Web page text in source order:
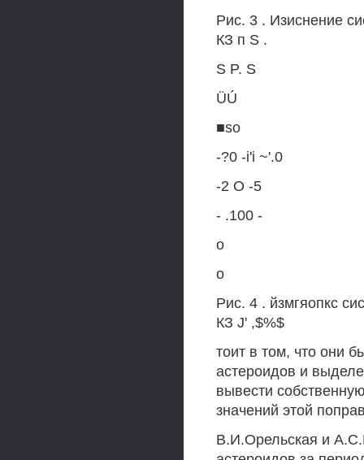
Рис. 3 . Изиснение
КЗ п S .
S P. S
ÜÚ
■so
-?0 -i'i ~'.0
-2 О -5
- .100 -
о
о
Рис. 4 . йзмгяопкс
КЗ J' ,$%$
тоит в том, что они
астероидов и
вывести
значений этой
В.И.Орельская и